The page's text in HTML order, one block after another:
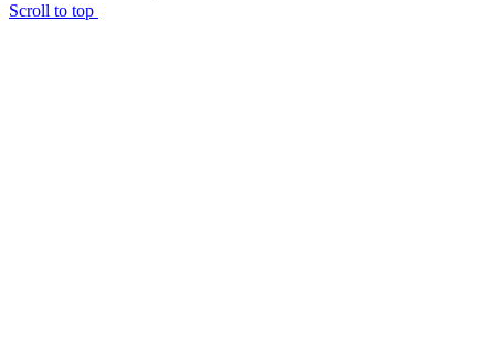
Scroll to top